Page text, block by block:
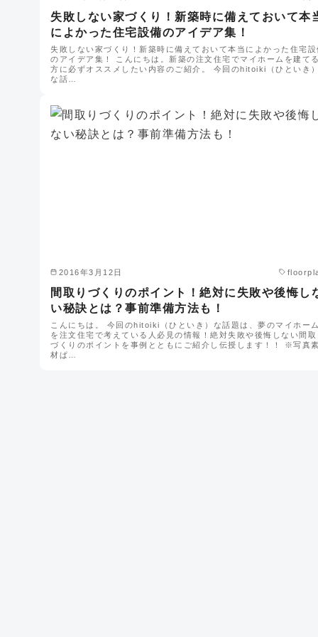
失敗しない家づくり！新築時に備えておいて本
によかった住宅設備のアイデア集！
失敗しない家づくり！新築時に備えておいて本当によかった住宅設
のアイデア集！ こんにちは。新築の注文住宅でマイホームを建てる
方に必ずオススメしたい内容のご紹介。 今回のhitoiki（ひといき）
な話…
2016年3月12日
間取りづくりのポイント！絶対に失敗や後悔し
い秘訣とは？事前準備方法も！
こんにちは。 今回のhitoiki（ひといき）な話題は、夢のマイホーム
を注文住宅で考えている人必見の情報！絶対失敗や後悔しない間取
づくりのポイントを事例とともにご紹介し伝授します！！ ※写真素
材ぱ…